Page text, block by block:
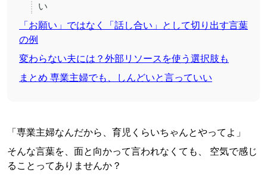
い
「お願い」ではなく「話し合い」として切り出す言葉
の例
変わらない夫には？外部リソースを使う選択肢も
まとめ 専業主婦でも、しんどいと言っていい
「専業主婦なんだから、育児くらいちゃんとやってよ」
そんな言葉を、面と向かって言われなくても、 空気で感じ
ることってありませんか？